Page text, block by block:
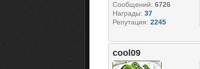
Сообщений: 6726
Награды: 37
Репутация: 2245
cool09